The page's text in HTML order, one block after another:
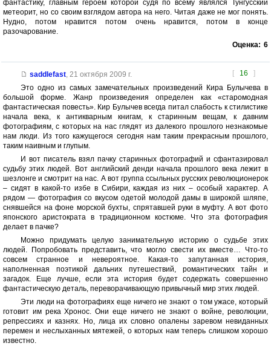
фантастику, главным героем которой судя по всему являлся Тунгусский
метеорит, но со своим взглядом автора на него. Читая даже не мог понять.
Нудно, потом нравится потом очень нравится, потом в конце
разочарование.
Оценка: 6
[ 16 ]
saddlefast, 21 октября 2009 г.
Это одно из самых замечательных произведений Кира Булычева в
большой форме. Жанр произведения определен как «старомодная
фантастическая повесть». Кир Булычев всегда питал слабость к стилистике
начала века, к антикварным книгам, к старинным вещам, к давним
фотографиям, с которых на нас глядят из далекого прошлого незнакомые
нам люди. Из того кажущегося сегодня нам таким прекрасным прошлого,
таким наивным и глупым.
И вот писатель взял пачку старинных фотографий и сфантазировал
судьбу этих людей. Вот английский денди начала прошлого века лежит в
шезлонге и смотрит на нас. А вот группа ссыльных русских революционерок
– сидят в какой-то избе в Сибири, каждая из них – особый характер. А
рядом — фотография со вкусом одетой молодой дамы в широкой шляпе,
снявшейся на фоне морской бухты, спрятавшей руки в муфту. А вот фото
японского аристократа в традиционном костюме. Что эта фотография
делает в пачке?
Можно придумать целую занимательную историю о судьбе этих
людей. Попробовать представить, что могло свести их вместе… Что-то
совсем странное и невероятное. Какая-то запутанная история,
наполненная поэтикой дальних путешествий, романтических тайн и
загадок. Еще лучше, если эта история будет содержать совершенно
фантастическую деталь, переворачивающую привычный мир этих людей.
Эти люди на фотографиях еще ничего не знают о том ужасе, который
готовит им река Хронос. Они еще ничего не знают о войне, революции,
репрессиях и казнях. Но, лица их словно опалены заревом невиданных
перемен и неслыханных мятежей, о которых нам теперь слишком хорошо
известно.